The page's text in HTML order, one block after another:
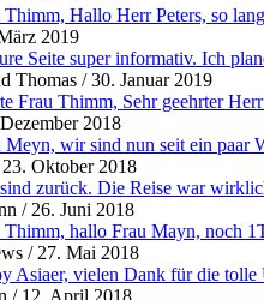
Hallo Herr Peters, so
2019
Seite super informativ. Ich
Thomas /30. Januar 2019
Frau Thimm, Sehr geehrter
2018
Meyn, wir sind nun seit ein paar
23. Oktober 2018
zurück. Die Reise war
/ 26. Juni 2018
hallo Frau Mayn, noch
/ 27. Mai 2018
Asiaer, vielen Dank für die
/ 12. April 2018